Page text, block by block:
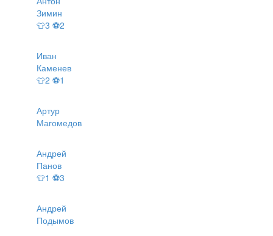
Зимин
👕3 ⚽2
Иван
Каменев
👕2 ⚽1
Артур
Магомедов
Андрей
Панов
👕1 ⚽3
Андрей
Подымов